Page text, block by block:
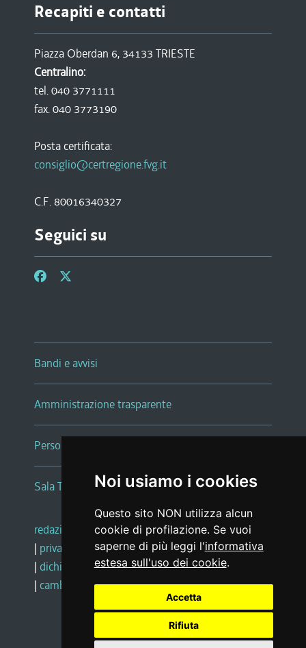
Noi usiamo i cookies
Questo sito NON utilizza alcun
cookie di profilazione. Se vuoi
saperne di più leggi l'informativa
estesa sull'uso dei cookie.
Accetta
Rifiuta
Recapiti e contatti
Piazza Oberdan 6, 34133 TRIESTE
Centralino:
tel. 040 3771111
fax. 040 3773190
Posta certificata:
consiglio@certregione.fvg.it
C.F. 80016340327
Seguici su
Bandi e avvisi
Amministrazione trasparente
Persone e Uffici
Sala Tiziano Tessitori
redazione web |note legali |glossario
| privacy
social media policy
| dichiarazione di accessibilità |feedback
| cambio preferenze cookie
Realizzato da